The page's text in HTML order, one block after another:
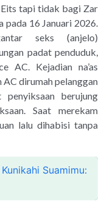
tapi tidak bagi Zar
16 Januari 2026.
seks (anjelo)
padat penduduk,
AC. Kejadian na’as
dirumah pelanggan
berujung
Saat merekam
lalu dihabisi tanpa
Suamimu: